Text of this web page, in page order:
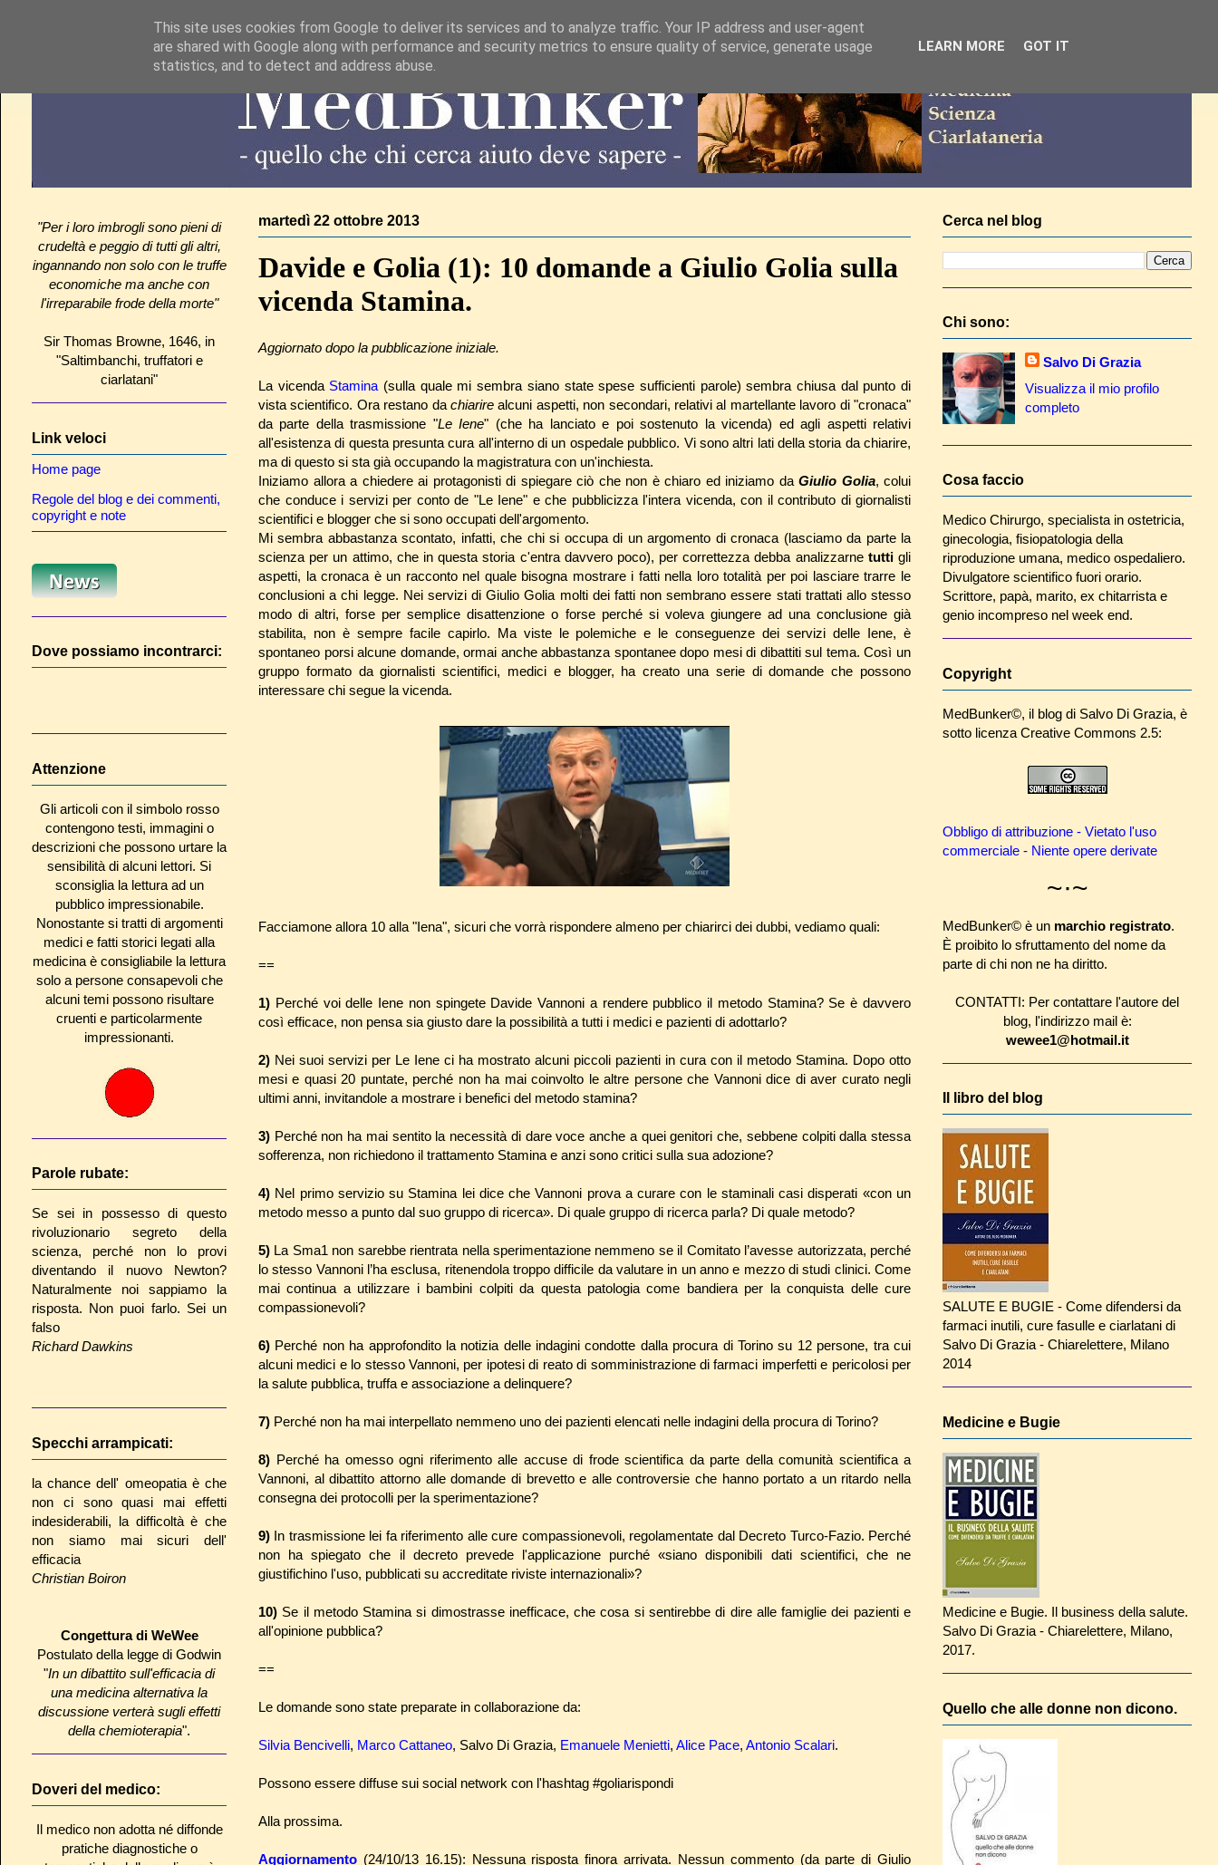
martedì 22 ottobre 2013
Davide e Golia (1): 10 domande a Giulio Golia sulla
vicenda Stamina.
Aggiornato dopo la pubblicazione iniziale.
La vicenda Stamina (sulla quale mi sembra siano state spese sufficienti parole) sembra chiusa dal punto di
vista scientifico. Ora restano da chiarirealcuni aspetti, non secondari, relativi al martellante lavoro di "cronaca"
da parte della trasmissione "Le Iene" (che ha lanciato e poi sostenuto la vicenda) ed agli aspetti relativi
all'esistenza di questa presunta cura all'interno di un ospedale pubblico. Vi sono altri lati della storia da chiarire,
ma di questo si sta già occupando la magistratura con un'inchiesta.
Iniziamo allora a chiedere ai protagonisti di spiegare ciò che non è chiaro ed iniziamo da Giulio Golia, colui
che conduce i servizi per conto de "Le Iene" e che pubblicizza l'intera vicenda, con il contributo di giornalisti
scientifici e blogger che si sono occupati dell'argomento.
Mi sembra abbastanza scontato, infatti, che chi si occupa di un argomento di cronaca (lasciamo da parte la
scienza per un attimo, che in questa storia c'entra davvero poco), per correttezza debba analizzarne tutti gli
aspetti, la cronaca è un racconto nel quale bisogna mostrare i fatti nella loro totalità per poi lasciare trarre le
conclusioni a chi legge. Nei servizi di Giulio Golia molti dei fatti non sembrano essere stati trattati allo stesso
modo di altri, forse per semplice disattenzione o forse perché si voleva giungere ad una conclusione già
stabilita, non è sempre facile capirlo. Ma viste le polemiche e le conseguenze dei servizi delle Iene, è
spontaneo porsi alcune domande, ormai anche abbastanza spontanee dopo mesi di dibattiti sul tema. Così un
gruppo formato da giornalisti scientifici, medici e blogger, ha creato una serie di domande che possono
interessare chi segue la vicenda.
Facciamone allora 10 alla "Iena", sicuri che vorrà rispondere almeno per chiarirci dei dubbi, vediamo quali:
==
1) Perché voi delle Iene non spingete Davide Vannoni a rendere pubblico il metodo Stamina? Se è davvero
così efficace, non pensa sia giusto dare la possibilità a tutti i medici e pazienti di adottarlo?
2) Nei suoi servizi per Le Iene ci ha mostrato alcuni piccoli pazienti in cura con il metodo Stamina. Dopo otto
mesi e quasi 20 puntate, perché non ha mai coinvolto le altre persone che Vannoni dice di aver curato negli
ultimi anni, invitandole a mostrare i benefici del metodo stamina?
3) Perché non ha mai sentito la necessità di dare voce anche a quei genitori che, sebbene colpiti dalla stessa
sofferenza, non richiedono il trattamento Stamina e anzi sono critici sulla sua adozione?
4) Nel primo servizio su Stamina lei dice che Vannoni prova a curare con le staminali casi disperati «con un
metodo messo a punto dal suo gruppo di ricerca». Di quale gruppo di ricerca parla? Di quale metodo?
5) La Sma1 non sarebbe rientrata nella sperimentazione nemmeno se il Comitato l’avesse autorizzata, perché
lo stesso Vannoni l’ha esclusa, ritenendola troppo difficile da valutare in un anno e mezzo di studi clinici. Come
mai continua a utilizzare i bambini colpiti da questa patologia come bandiera per la conquista delle cure
compassionevoli?
6) Perché non ha approfondito la notizia delle indagini condotte dalla procura di Torino su 12 persone, tra cui
alcuni medici e lo stesso Vannoni, per ipotesi di reato di somministrazione di farmaci imperfetti e pericolosi per
la salute pubblica, truffa e associazione a delinquere?
7) Perché non ha mai interpellato nemmeno uno dei pazienti elencati nelle indagini della procura di Torino?
8) Perché ha omesso ogni riferimento alle accuse di frode scientifica da parte della comunità scientifica a
Vannoni, al dibattito attorno alle domande di brevetto e alle controversie che hanno portato a un ritardo nella
consegna dei protocolli per la sperimentazione?
9) In trasmissione lei fa riferimento alle cure compassionevoli, regolamentate dal Decreto Turco-Fazio. Perché
non ha spiegato che il decreto prevede l'applicazione purché «siano disponibili dati scientifici, che ne
giustifichino l'uso, pubblicati su accreditate riviste internazionali»?
10) Se il metodo Stamina si dimostrasse inefficace, che cosa si sentirebbe di dire alle famiglie dei pazienti e
all'opinione pubblica?
==
Le domande sono state preparate in collaborazione da:
Silvia Bencivelli, Marco Cattaneo, Salvo Di Grazia, Emanuele Menietti, Alice Pace, Antonio Scalari.
Possono essere diffuse sui social network con l'hashtag #goliarispondi
Alla prossima.
Aggiornamento (24/10/13 16.15): Nessuna risposta finora arrivata. Nessun commento (da parte di Giulio
"Per i loro imbrogli sono pieni di
crudeltà e peggio di tutti gli altri,
ingannando non solo con le truffe
economiche ma anche con
l'irreparabile frode della morte"
Sir Thomas Browne, 1646, in
"Saltimbanchi, truffatori e
ciarlatani"
Link veloci
Home page
Regole del blog e dei commenti,
copyright e note
Dove possiamo incontrarci:
Attenzione
Gli articoli con il simbolo rosso
contengono testi, immagini o
descrizioni che possono urtare la
sensibilità di alcuni lettori. Si
sconsiglia la lettura ad un
pubblico impressionabile.
Nonostante si tratti di argomenti
medici e fatti storici legati alla
medicina è consigliabile la lettura
solo a persone consapevoli che
alcuni temi possono risultare
cruenti e particolarmente
impressionanti.
Parole rubate:
Se sei in possesso di questo
rivoluzionario segreto della
scienza, perché non lo provi
diventando il nuovo Newton?
Naturalmente noi sappiamo la
risposta. Non puoi farlo. Sei un
falso
Richard Dawkins
Specchi arrampicati:
la chance dell' omeopatia è che
non ci sono quasi mai effetti
indesiderabili, la difficoltà è che
non siamo mai sicuri dell'
efficacia
Christian Boiron
Congettura di WeWee
Postulato della legge di Godwin
"In un dibattito sull'efficacia di
una medicina alternativa la
discussione verterà sugli effetti
della chemioterapia".
Doveri del medico:
Il medico non adotta né diffonde
pratiche diagnostiche o
Cerca nel blog
Chi sono:
Salvo Di Grazia
Visualizza il mio profilo
completo
Cosa faccio
Medico Chirurgo, specialista in ostetricia,
ginecologia, fisiopatologia della
riproduzione umana, medico ospedaliero.
Divulgatore scientifico fuori orario.
Scrittore, papà, marito, ex chitarrista e
genio incompreso nel week end.
Copyright
MedBunker©, il blog di Salvo Di Grazia, è
sotto licenza Creative Commons 2.5:
Obbligo di attribuzione - Vietato l'uso
commerciale - Niente opere derivate
~·~
MedBunker© è un marchio registrato.
È proibito lo sfruttamento del nome da
parte di chi non ne ha diritto.
CONTATTI: Per contattare l'autore del
blog, l'indirizzo mail è:
wewee1@hotmail.it
Il libro del blog
SALUTE E BUGIE - Come difendersi da
farmaci inutili, cure fasulle e ciarlatani di
Salvo Di Grazia - Chiarelettere, Milano
2014
Medicine e Bugie
Medicine e Bugie. Il business della salute.
Salvo Di Grazia - Chiarelettere, Milano,
2017.
Quello che alle donne non dicono.
This site uses cookies from Google to deliver its services and to analyze traffic. Your IP address and user-agent
are shared with Google along with performance and security metrics to ensure quality of service, generate usage
statistics, and to detect and address abuse.
LEARN MORE GOT IT